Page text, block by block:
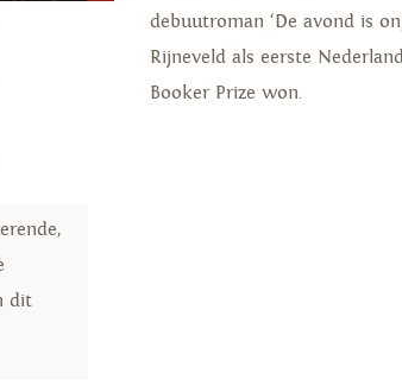
debuutroman ‘De avond is
Rijneveld als eerste
Booker Prize won.
dit